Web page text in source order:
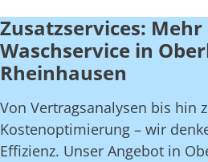
Zusatzservices:
Waschservice in
Rheinhausen
Von Vertragsanalysen bis hin
Kostenoptimierung – wir
Effizienz. Unser Angebot in